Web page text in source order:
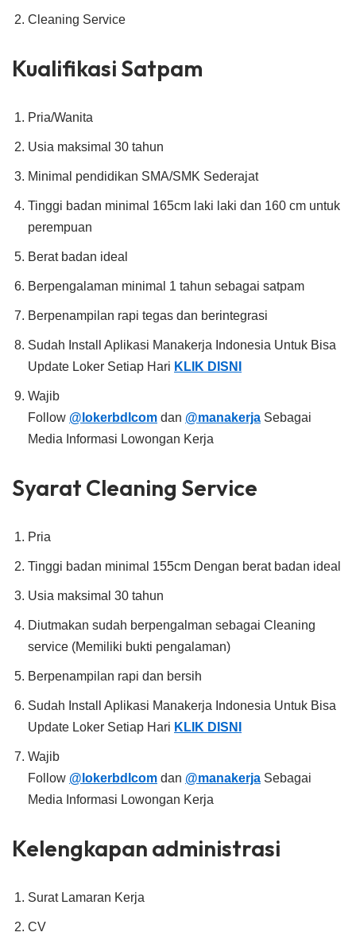
Cleaning Service
Kualifikasi Satpam
Pria/Wanita
Usia maksimal 30 tahun
Minimal pendidikan SMA/SMK Sederajat
Tinggi badan minimal 165cm laki laki dan 160 cm untuk
perempuan
Berat badan ideal
Berpengalaman minimal 1 tahun sebagai satpam
Berpenampilan rapi tegas dan berintegrasi
Sudah Install Aplikasi Manakerja Indonesia Untuk Bisa
Update Loker Setiap Hari KLIK DISNI
Wajib
Follow @lokerbdlcom dan @manakerja Sebagai
Media Informasi Lowongan Kerja
Syarat Cleaning Service
Pria
Tinggi badan minimal 155cm Dengan berat badan ideal
Usia maksimal 30 tahun
Diutmakan sudah berpengalman sebagai Cleaning
service (Memiliki bukti pengalaman)
Berpenampilan rapi dan bersih
Sudah Install Aplikasi Manakerja Indonesia Untuk Bisa
Update Loker Setiap Hari KLIK DISNI
Wajib
Follow @lokerbdlcom dan @manakerja Sebagai
Media Informasi Lowongan Kerja
Kelengkapan administrasi
Surat Lamaran Kerja
CV